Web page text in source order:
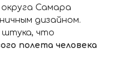
Самара
дизайном.
штука, что
полета человека